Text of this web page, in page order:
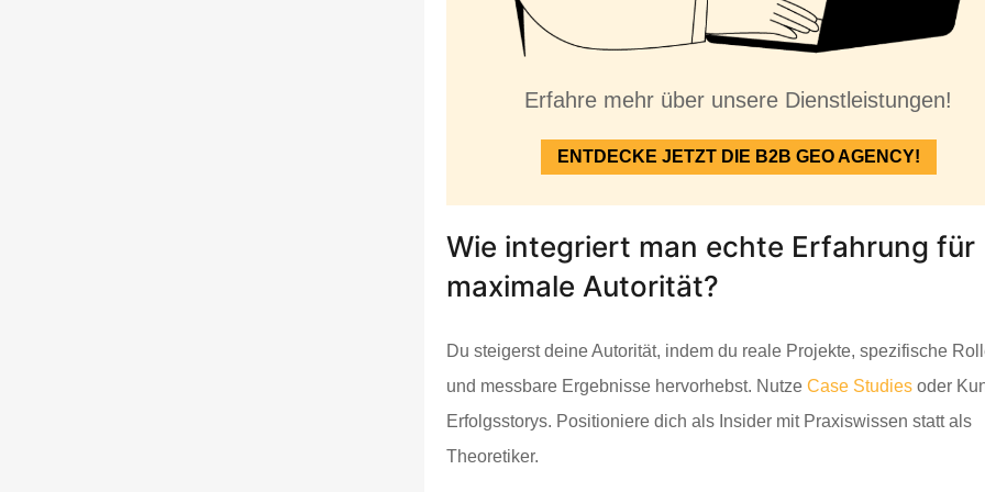
Erfahre mehr über unsere Dienstleistungen!
ENTDECKE JETZT DIE B2B GEO AGENCY!
Wie integriert man echte Erfahrung für
maximale Autorität?
Du steigerst deine Autorität, indem du reale Projekte, spezifische
und messbare Ergebnisse hervorhebst. NutzeCase Studies oder
Erfolgsstorys. Positioniere dich als Insider mit Praxiswissen statt als
Theoretiker.